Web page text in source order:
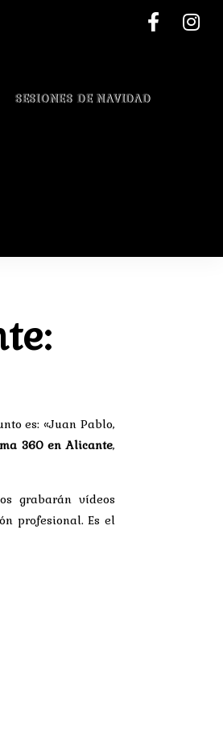
SESIONES DE NAVIDAD
es: «Juan Pablo,
360 en Alicante,
grabarán vídeos
profesional. Es el